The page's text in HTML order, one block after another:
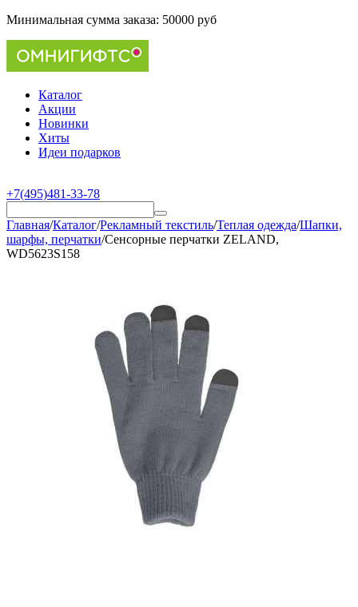
Минимальная сумма заказа: 50000 руб
Каталог
Акции
Новинки
Хиты
Идеи подарков
+7(495)481-33-78
Главная/Каталог/Рекламный текстиль/Теплая одежда/Шапки,
шарфы, перчатки/Сенсорные перчатки ZELAND,
WD5623S158